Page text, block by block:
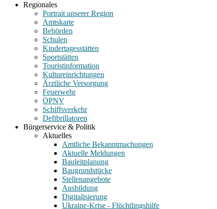
Regionales
Portrait unserer Region
Amtskarte
Behörden
Schulen
Kindertagesstätten
Sportstätten
Touristinformation
Kultureinrichtungen
Ärztliche Versorgung
Feuerwehr
ÖPNV
Schiffsverkehr
Defibrillatoren
Bürgerservice & Politik
Aktuelles
Amtliche Bekanntmachungen
Aktuelle Meldungen
Bauleitplanung
Baugrundstücke
Stellenangebote
Ausbildung
Digitalisierung
Ukraine-Krise - Flüchtlingshilfe